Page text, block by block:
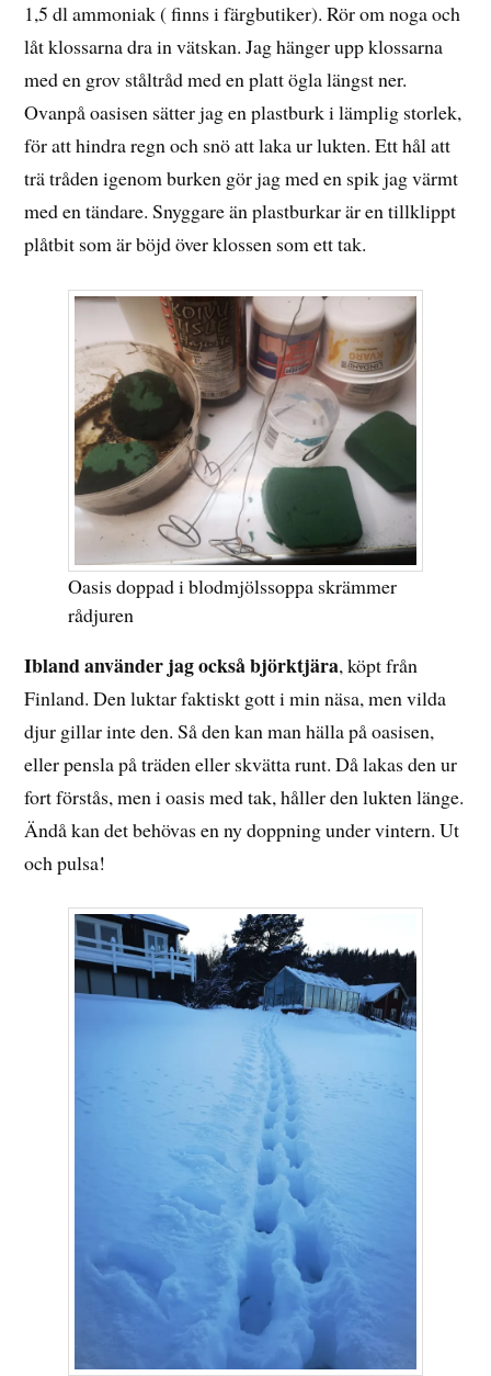
1,5 dl ammoniak ( finns i färgbutiker). Rör om noga och
låt klossarna dra in vätskan. Jag hänger upp klossarna
med en grov ståltråd med en platt ögla längst ner.
Ovanpå oasisen sätter jag en plastburk i lämplig storlek,
för att hindra regn och snö att laka ur lukten. Ett hål att
trä tråden igenom burken gör jag med en spik jag värmt
med en tändare. Snyggare än plastburkar är en tillklippt
plåtbit som är böjd över klossen som ett tak.
Oasis doppad i blodmjölssoppa skrämmer
rådjuren
Ibland använder jag också björktjära, köpt från
Finland. Den luktar faktiskt gott i min näsa, men vilda
djur gillar inte den. Så den kan man hälla på oasisen,
eller pensla på träden eller skvätta runt. Då lakas den ur
fort förstås, men i oasis med tak, håller den lukten länge.
Ändå kan det behövas en ny doppning under vintern. Ut
och pulsa!